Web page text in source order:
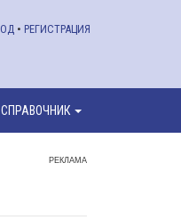
• РЕГИСТРАЦИЯ
СПРАВОЧНИК
РЕКЛАМА